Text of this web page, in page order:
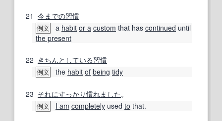
21 今までの習慣
例文 a habit or a custom that has continued until
the present
22 きちんとしている習慣
例文 the habit of being tidy
23 それにすっかり慣れました。
例文 I am completely used to that.